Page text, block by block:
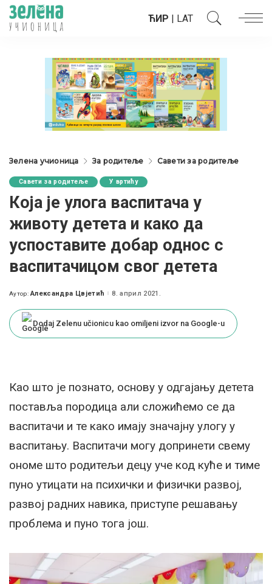
ЋИР | LAT
Зелена учионица За родитеље Савети за родитеље
Савети за родитеље У вртићу
Која је улога васпитача у
животу детета и како да
успоставите добар однос с
васпитачицом свог детета
Posted
Аутор: Александра Цвјетић 8. април 2021.
Dodaj Zelenu učionicu kao omiljeni izvor na Google-u
Као што је познато, основу у одгајању детета
поставља породица али сложићемо се да
васпитачи и те како имају значајну улогу у
васпитању. Васпитачи могу допринети свему
ономе што родитељи децу уче код куће и тиме
пуно утицати на психички и физички развој,
развој радних навика, приступе решавању
проблема и пуно тога још.